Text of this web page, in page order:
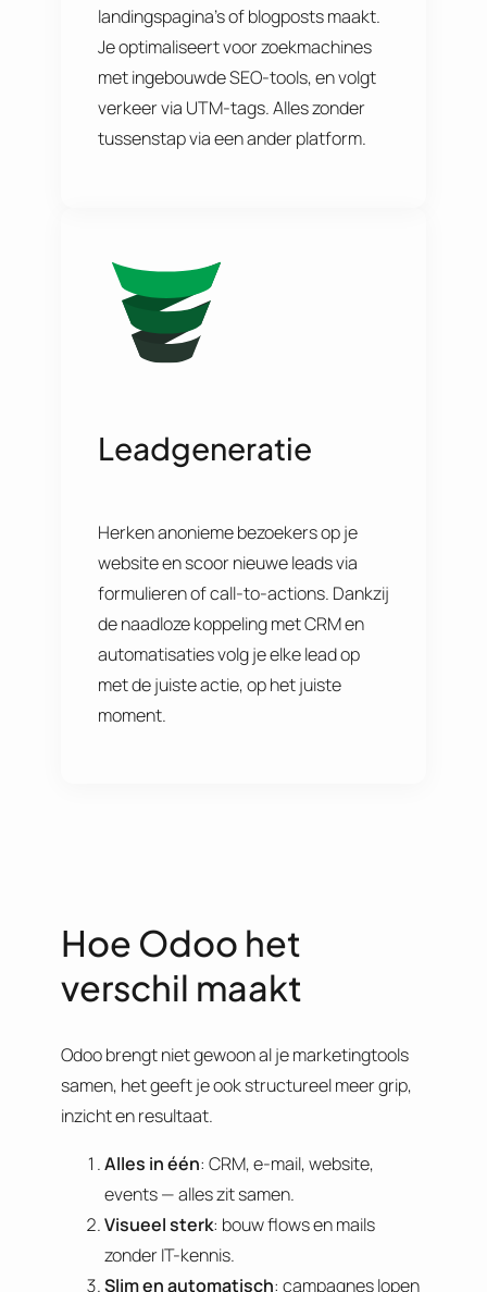
landingspagina’s of blogposts maakt.
Je optimaliseert voor zoekmachines
met ingebouwde SEO-tools, en volgt
verkeer via UTM-tags. Alles zonder
tussenstap via een ander platform.
Leadgeneratie
Herken anonieme bezoekers op je
website en scoor nieuwe leads via
formulieren of call-to-actions. Dankzij
de naadloze koppeling met CRM en
automatisaties volg je elke lead op
met de juiste actie, op het juiste
moment.
Hoe Odoo het
verschil maakt
Odoo brengt niet gewoon al je marketingtools
samen, het geeft je ook structureel meer grip,
inzicht en resultaat.
Alles in één: CRM, e-mail, website,
events — alles zit samen.
Visueel sterk: bouw flows en mails
zonder IT-kennis.
Slim en automatisch: campagnes lopen